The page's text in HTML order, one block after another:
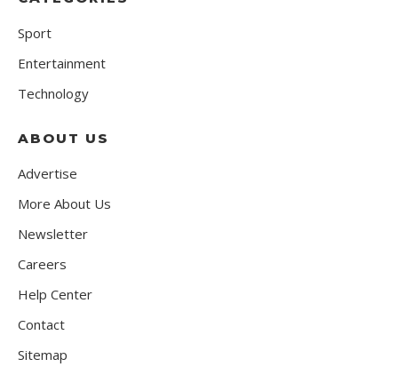
Sport
Entertainment
Technology
ABOUT US
Advertise
More About Us
Newsletter
Careers
Help Center
Contact
Sitemap